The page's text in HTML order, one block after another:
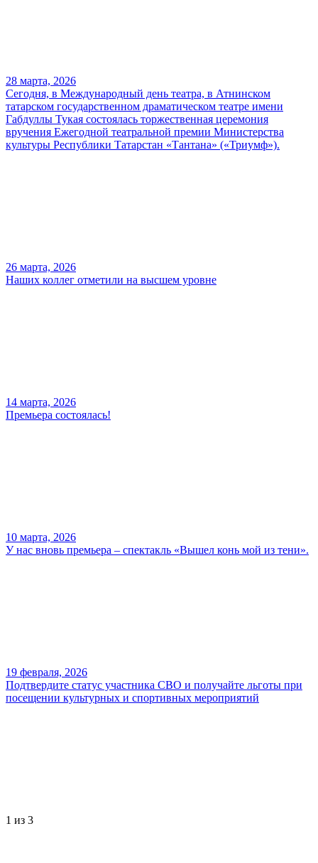
28 марта, 2026
Сегодня, в Международный день театра, в Атнинском
татарском государственном драматическом театре имени
Габдуллы Тукая состоялась торжественная церемония
вручения Ежегодной театральной премии Министерства
культуры Республики Татарстан «Тантана» («Триумф»).
26 марта, 2026
Наших коллег отметили на высшем уровне
14 марта, 2026
Премьера состоялась!
10 марта, 2026
У нас вновь премьера – спектакль «Вышел конь мой из тени».
19 февраля, 2026
Подтвердите статус участника СВО и получайте льготы при
посещении культурных и спортивных мероприятий
1 из 3